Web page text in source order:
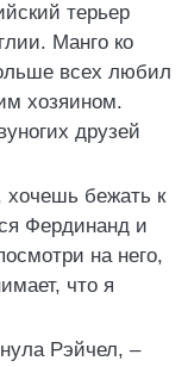
терьер
Манго ко
всех любил
хозяином.
друзей
хочешь бежать к
Фердинанд и
на него,
что я
Рэйчел, –